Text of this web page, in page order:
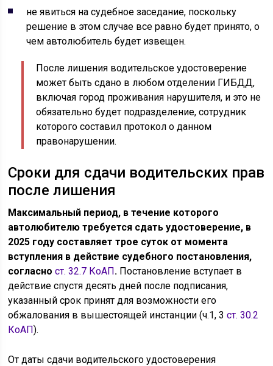
не явиться на судебное заседание, поскольку
решение в этом случае все равно будет принято, о
чем автолюбитель будет извещен.
После лишения водительское удостоверение
может быть сдано в любом отделении ГИБДД,
включая город проживания нарушителя, и это не
обязательно будет подразделение, сотрудник
которого составил протокол о данном
правонарушении.
Сроки для сдачи водительских прав
после лишения
Максимальный период, в течение которого
автолюбителю требуется сдать удостоверение, в
2025 году составляет трое суток от момента
вступления в действие судебного постановления,
согласност. 32.7 КоАП. Постановление вступает в
действие спустя десять дней после подписания,
указанный срок принят для возможности его
обжалования в вышестоящей инстанции (ч.1, 3ст. 30.2
КоАП).
От даты сдачи водительского удостоверения